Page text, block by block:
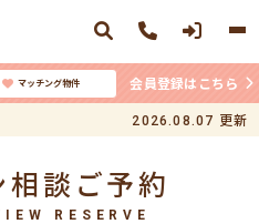
マッチング物件 会員登録はこちら
2026.08.07 更新
談ご予約
RESERVE